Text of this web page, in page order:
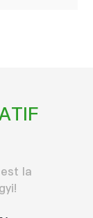
la